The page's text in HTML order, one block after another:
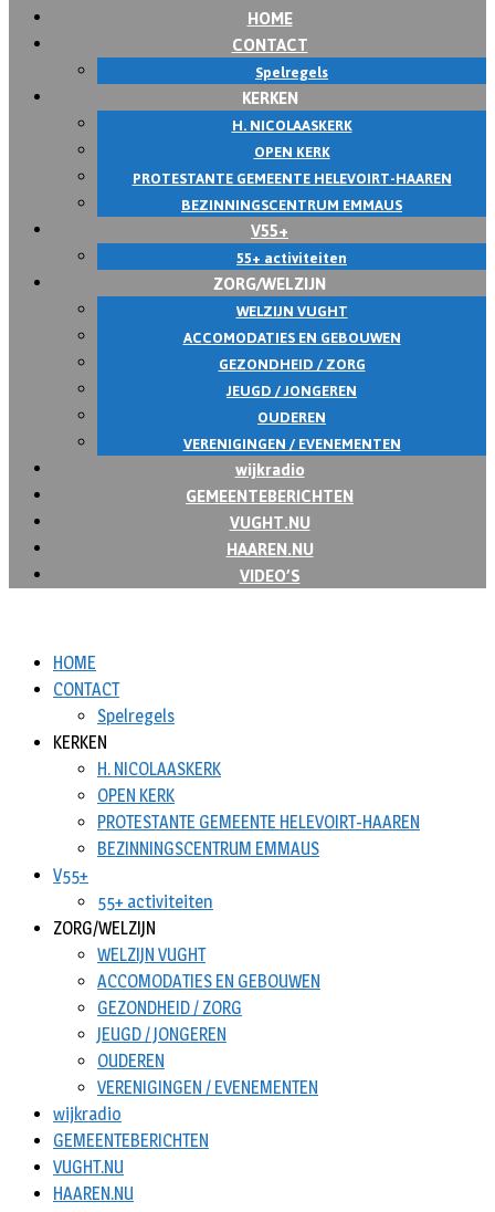
HOME
CONTACT
Spelregels
KERKEN
H. NICOLAASKERK
OPEN KERK
PROTESTANTE GEMEENTE HELEVOIRT-HAAREN
BEZINNINGSCENTRUM EMMAUS
V55+
55+ activiteiten
ZORG/WELZIJN
WELZIJN VUGHT
ACCOMODATIES EN GEBOUWEN
GEZONDHEID / ZORG
JEUGD / JONGEREN
OUDEREN
VERENIGINGEN / EVENEMENTEN
wijkradio
GEMEENTEBERICHTEN
VUGHT.NU
HAAREN.NU
VIDEO’S
HOME
CONTACT
Spelregels
KERKEN
H. NICOLAASKERK
OPEN KERK
PROTESTANTE GEMEENTE HELEVOIRT-HAAREN
BEZINNINGSCENTRUM EMMAUS
V55+
55+ activiteiten
ZORG/WELZIJN
WELZIJN VUGHT
ACCOMODATIES EN GEBOUWEN
GEZONDHEID / ZORG
JEUGD / JONGEREN
OUDEREN
VERENIGINGEN / EVENEMENTEN
wijkradio
GEMEENTEBERICHTEN
VUGHT.NU
HAAREN.NU